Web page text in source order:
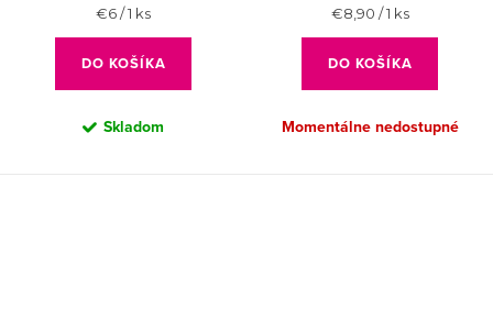
Jednotková
cena:
€6 / 1 ks
DO KOŠÍKA
Skladom
Jednotková
cena:
€8,90 / 1 ks
DO KOŠÍKA
Momentálne nedostupné